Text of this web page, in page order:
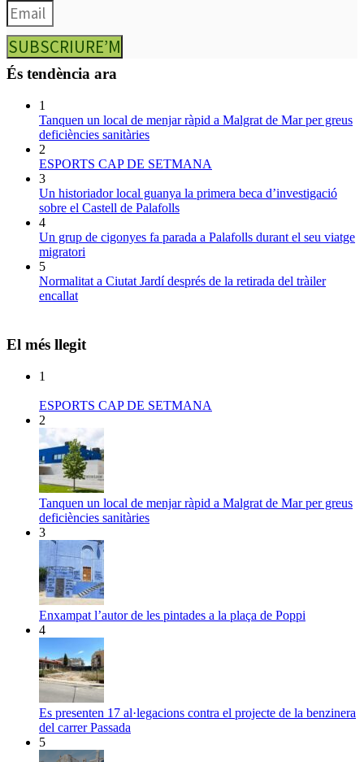
SUBSCRIURE’M
És tendència ara
1
Tanquen un local de menjar ràpid a Malgrat de Mar per greus
deficiències sanitàries
2
ESPORTS CAP DE SETMANA
3
Un historiador local guanya la primera beca d’investigació
sobre el Castell de Palafolls
4
Un grup de cigonyes fa parada a Palafolls durant el seu viatge
migratori
5
Normalitat a Ciutat Jardí després de la retirada del tràiler
encallat
El més llegit
1
ESPORTS CAP DE SETMANA
2
Tanquen un local de menjar ràpid a Malgrat de Mar per greus
deficiències sanitàries
3
Enxampat l’autor de les pintades a la plaça de Poppi
4
Es presenten 17 al·legacions contra el projecte de la benzinera
del carrer Passada
5